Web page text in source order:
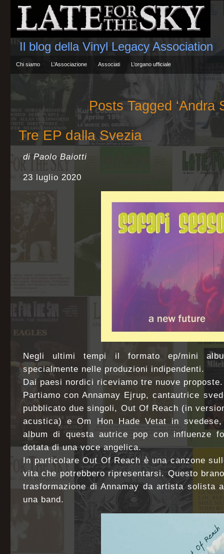
Il blog della Vinyl Legacy Association
Chi siamo L’Associazione Associati L’organo ufficiale
Posts Tagged ‘Andra
Tre EP dalla Svezia
di Paolo Baiotti
23 luglio 2020
Negli ultimi tempi il formato ep/mini
specialmente nelle produzioni indipendenti.
Dai paesi nordici riceviamo tre nuove proposte.
Partiamo con Annamay Ejrup, cantautrice
pubblicato due singoli, Out Of Reach (in
acustica) e Om Hon Hade Vetat in
album di questa autrice pop con influenze
dotata di una voce angelica.
In particolare Out Of Reach è una canzone
vita che potrebbero ripresentarsi. Questo
trasformazione di Annamay da artista solista
una band.